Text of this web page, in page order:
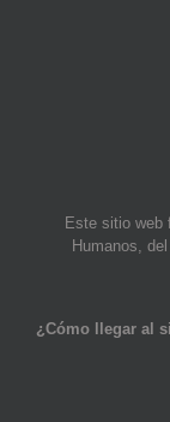
Este sitio web
Humanos,
¿Cómo llegar al